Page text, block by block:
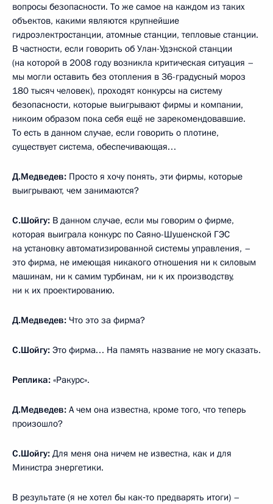
вопросы безопасности. То же самое на каждом из таких
объектов, какими являются крупнейшие
гидроэлектростанции, атомные станции, тепловые станции.
В частности, если говорить об Улан-Удэнской станции
(на которой в 2008 году возникла критическая ситуация –
мы могли оставить без отопления в 36-градусный мороз
180 тысяч человек), проходят конкурсы на систему
безопасности, которые выигрывают фирмы и компании,
никоим образом пока себя ещё не зарекомендовавшие.
То есть в данном случае, если говорить о плотине,
существует система, обеспечивающая…
Д.Медведев: Просто я хочу понять, эти фирмы, которые
выигрывают, чем занимаются?
С.Шойгу: В данном случае, если мы говорим о фирме,
которая выиграла конкурс по Саяно-Шушенской ГЭС
на установку автоматизированной системы управления, –
это фирма, не имеющая никакого отношения ни к силовым
машинам, ни к самим турбинам, ни к их производству,
ни к их проектированию.
Д.Медведев: Что это за фирма?
С.Шойгу: Это фирма… На память название не могу сказать.
Реплика: «Ракурс».
Д.Медведев: А чем она известна, кроме того, что теперь
произошло?
С.Шойгу: Для меня она ничем не известна, как и для
Министра энергетики.
В результате (я не хотел бы как‑то предварять итоги) –